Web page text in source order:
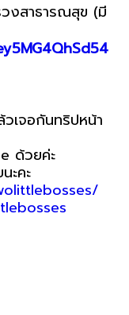
วงสาธารณสุข (มี
เจอกันทริปหน้า
ด้วยค่ะ
ะคะ